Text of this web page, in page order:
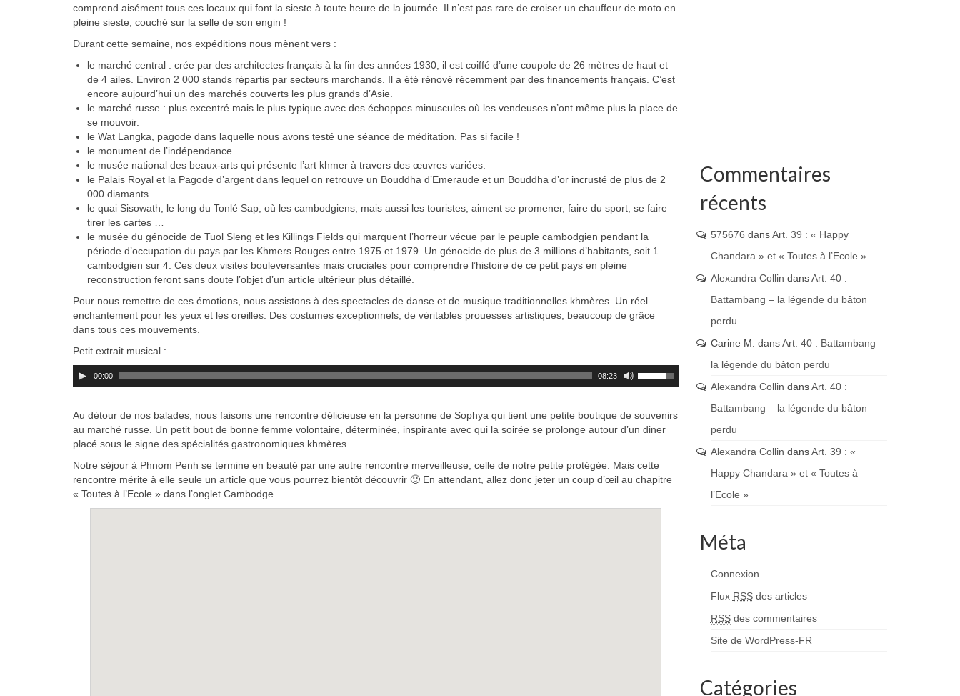
comprend aisément tous ces locaux qui font la sieste à toute heure de la journée. Il n’est pas rare de croiser un chauffeur de moto en
pleine sieste, couché sur la selle de son engin !
Durant cette semaine, nos expéditions nous mènent vers :
le marché central : crée par des architectes français à la fin des années 1930, il est coiffé d’une coupole de 26 mètres de haut et
de 4 ailes. Environ 2 000 stands répartis par secteurs marchands. Il a été rénové récemment par des financements français. C’est
encore aujourd’hui un des marchés couverts les plus grands d’Asie.
le marché russe : plus excentré mais le plus typique avec des échoppes minuscules où les vendeuses n’ont même plus la place de
se mouvoir.
le Wat Langka, pagode dans laquelle nous avons testé une séance de méditation. Pas si facile !
le monument de l’indépendance
le musée national des beaux-arts qui présente l’art khmer à travers des œuvres variées.
le Palais Royal et la Pagode d’argent dans lequel on retrouve un Bouddha d’Emeraude et un Bouddha d’or incrusté de plus de 2
000 diamants
le quai Sisowath, le long du Tonlé Sap, où les cambodgiens, mais aussi les touristes, aiment se promener, faire du sport, se faire
tirer les cartes …
le musée du génocide de Tuol Sleng et les Killings Fields qui marquent l’horreur vécue par le peuple cambodgien pendant la
période d’occupation du pays par les Khmers Rouges entre 1975 et 1979. Un génocide de plus de 3 millions d’habitants, soit 1
cambodgien sur 4. Ces deux visites bouleversantes mais cruciales pour comprendre l’histoire de ce petit pays en pleine
reconstruction feront sans doute l’objet d’un article ultérieur plus détaillé.
Pour nous remettre de ces émotions, nous assistons à des spectacles de danse et de musique traditionnelles khmères. Un réel
enchantement pour les yeux et les oreilles. Des costumes exceptionnels, de véritables prouesses artistiques, beaucoup de grâce
dans tous ces mouvements.
Petit extrait musical :
Lecteur
audio
00:00 08:23
Utilisez
les
haut/bas
pour
diminuer
le
Au détour de nos balades, nous faisons une rencontre délicieuse en la personne de Sophya qui tient une petite boutique de souvenirs
au marché russe. Un petit bout de bonne femme volontaire, déterminée, inspirante avec qui la soirée se prolonge autour d’un diner
placé sous le signe des spécialités gastronomiques khmères.
Notre séjour à Phnom Penh se termine en beauté par une autre rencontre merveilleuse, celle de notre petite protégée. Mais cette
rencontre mérite à elle seule un article que vous pourrez bientôt découvrir 🙂 En attendant, allez donc jeter un coup d’œil au chapitre
« Toutes à l’Ecole » dans l’onglet Cambodge …
Commentaires
récents
575676 dansArt. 39 : « Happy
Chandara » et « Toutes à l’Ecole »
Alexandra Collin dansArt. 40 :
Battambang – la légende du bâton
perdu
Carine M. dansArt. 40 : Battambang –
la légende du bâton perdu
Alexandra Collin dansArt. 40 :
Battambang – la légende du bâton
perdu
Alexandra Collin dansArt. 39 : «
Happy Chandara » et « Toutes à
l’Ecole »
Méta
Connexion
Flux RSSdes articles
RSSdes commentaires
Site de WordPress-FR
Catégories